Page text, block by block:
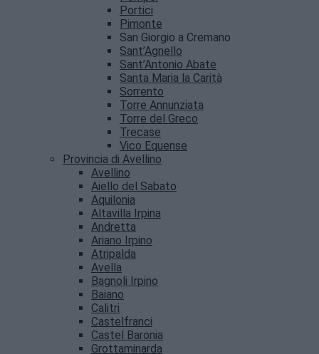
Portici
Pimonte
San Giorgio a Cremano
Sant’Agnello
Sant’Antonio Abate
Santa Maria la Carità
Sorrento
Torre Annunziata
Torre del Greco
Trecase
Vico Equense
Provincia di Avellino
Avellino
Aiello del Sabato
Aquilonia
Altavilla Irpina
Andretta
Ariano Irpino
Atripalda
Avella
Bagnoli Irpino
Baiano
Calitri
Castelfranci
Castel Baronia
Grottaminarda